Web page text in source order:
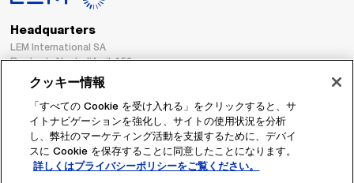
Headquarters
LEM International SA
Route du Nant-d’Avril, 152
1217 Meyrin
Switzerland
Tel. :
+41 22 706 11 11
Fax : +41 22 794 94 78
クッキー情報
「すべての Cookie を受け入れる」をクリックすると、サ
イトナビゲーションを強化し、サイトの使用状況を分析
し、弊社のマーケティング活動を支援するために、デバイ
スに Cookie を保存することに同意したことになります。
詳しくはプライバシーポリシーをご覧ください。